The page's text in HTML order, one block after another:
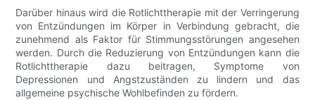
Darüber hinaus wird die Rotlichttherapie mit der Verringerung
von Entzündungen im Körper in Verbindung gebracht, die
zunehmend als Faktor für Stimmungsstörungen angesehen
werden. Durch die Reduzierung von Entzündungen kann die
Rotlichttherapie dazu beitragen, Symptome von
Depressionen und Angstzuständen zu lindern und das
allgemeine psychische Wohlbefinden zu fördern.